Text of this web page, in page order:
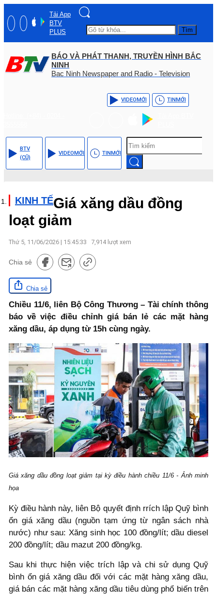
Tải App
BTV
PLUS
Tìm
BÁO VÀ PHÁT THANH, TRUYỀN HÌNH BẮC
NINH
Bac Ninh Newspaper and Radio - Television
VIDEOMỚI TINMỚI
BTV
(CŨ)
VIDEOMỚI TINMỚI
KINH TẾGiá xăng dầu đồng
loạt giảm
Thứ 5, 11/06/2026 | 15:45:33 7,914lượt xem
Chia sẻ
Chia sẻ
Chiều 11/6, liên Bộ Công Thương – Tài chính thông
báo về việc điều chỉnh giá bán lẻ các mặt hàng
xăng dầu, áp dụng từ 15h cùng ngày.
Giá xăng dầu đồng loạt giảm tại kỳ điều hành chiều 11/6 - Ảnh minh
họa
Kỳ điều hành này, liên Bộ quyết định rrích lập Quỹ bình
ổn giá xăng dầu (nguồn tạm ứng từ ngân sách nhà
nước) như sau: Xăng sinh học 100 đồng/lít; dầu diesel
200 đồng/lít; dầu mazut 200 đồng/kg.
Sau khi thực hiện việc trích lập và chi sử dụng Quỹ
bình ổn giá xăng dầu đối với các mặt hàng xăng dầu,
giá bán các mặt hàng xăng dầu tiêu dùng phổ biến trên